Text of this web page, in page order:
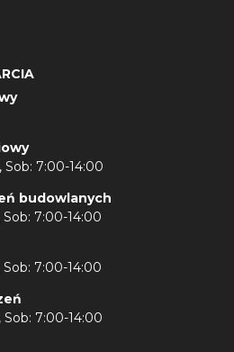
Sob: 7:00-14:00
budowlanych
7:00-14:00
7:00-14:00
7:00-14:00